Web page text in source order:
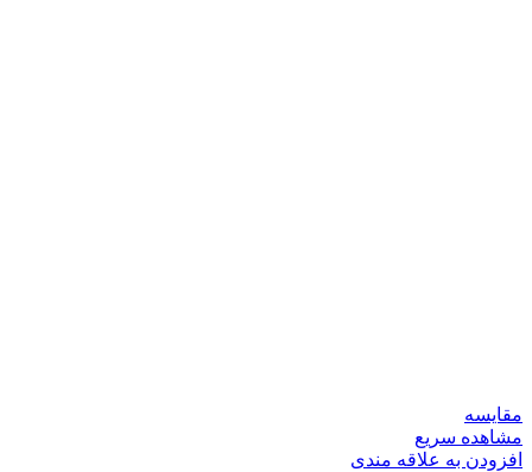
مقایسه
مشاهده سریع
افزودن به علاقه مندی